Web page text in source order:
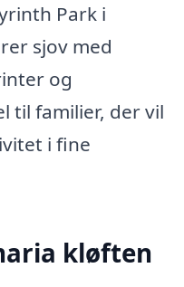
Park i
sjov med
og
til familier, der vil
i fine
kløften